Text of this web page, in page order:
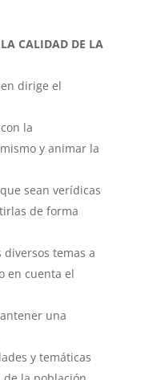
CALIDAD DE LA
dirige el
la
y animar la
sean verídicas
de forma
temas a
en cuenta el
una
y temáticas